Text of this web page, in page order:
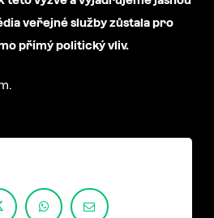
veřejné služby zůstala pro
přímý politický vliv.